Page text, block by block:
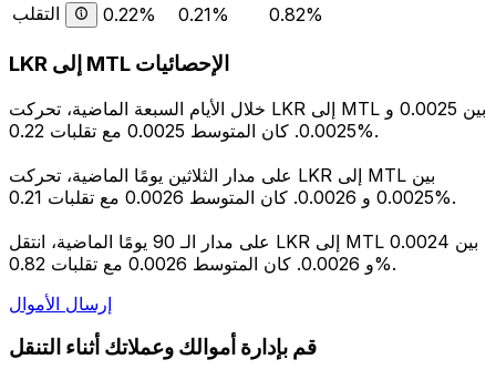
التقلب
0.22% 0.21% 0.82%
LKR إلى MTL الإحصائيات
خلال الأيام السبعة الماضية، تحركت LKR إلى MTL بين 0.0025 و
0.0025. كان المتوسط 0.0025 مع تقلبات 0.22%.
على مدار الثلاثين يومًا الماضية، تحركت LKR إلى MTL بين
0.0025 و 0.0026. كان المتوسط 0.0026 مع تقلبات 0.21%.
على مدار الـ 90 يومًا الماضية، انتقل LKR إلى MTL بين 0.0024
و 0.0026. كان المتوسط 0.0026 مع تقلبات 0.82%.
إرسال الأموال
قم بإدارة أموالك وعملاتك أثناء التنقل